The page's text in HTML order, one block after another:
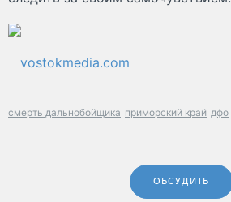
vostokmedia.com
смерть дальнобойщика приморский край дфо
ОБСУДИТЬ